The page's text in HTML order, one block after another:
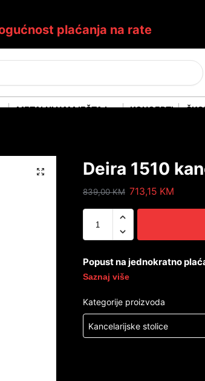
plaćanja na rate
Pretraži
METALNI NAMJEŠTAJ KONCEPTI
Deira 1510
839,00KM 713,15 KM
Popust na jednokratno
Saznaj više
Kategorije proizvoda
Kancelarijske stolice